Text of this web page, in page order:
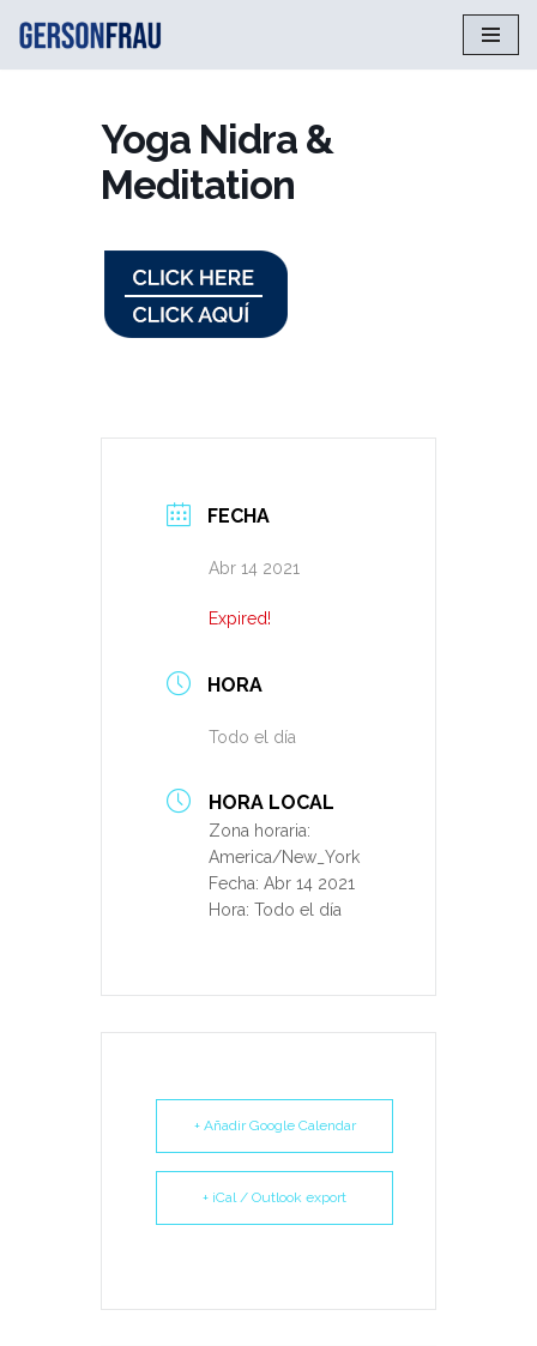
Saltar
contenidoYoga Nidra &
Meditation
FECHA
Abr 14 2021
Expired!
HORA
Todo el día
HORA LOCAL
Zona horaria:
America/New_York
Fecha: Abr 14 2021
Hora: Todo el día
+ Añadir Google Calendar
+ iCal / Outlook export